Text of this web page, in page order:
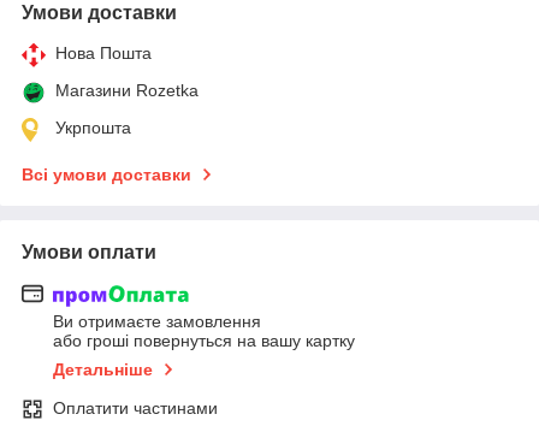
Умови доставки
Нова Пошта
Магазини Rozetka
Укрпошта
Всі умови доставки
Умови оплати
Ви отримаєте замовлення
або гроші повернуться на вашу картку
Детальніше
Оплатити частинами